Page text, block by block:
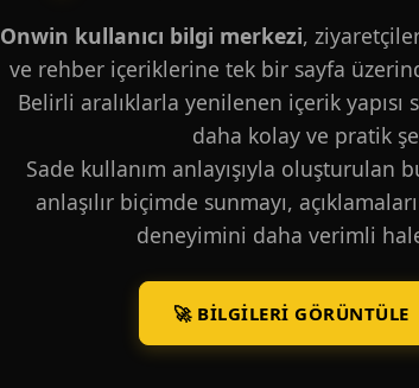
Onwin kullanıcı bilgi merkezi,
ve rehber içeriklerine tek bir sayfa
Belirli aralıklarla yenilenen içerik yapısı
daha kolay ve pratik
Sade kullanım anlayışıyla oluşturulan
anlaşılır biçimde sunmayı,
deneyimini daha verimli
🚀 BILGILERI GÖRÜNTÜLE